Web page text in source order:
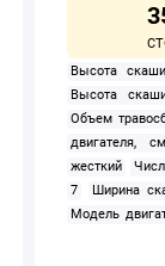
Высота
Высота
Объем
двигателя,
жесткий
7
Ширина
Модель